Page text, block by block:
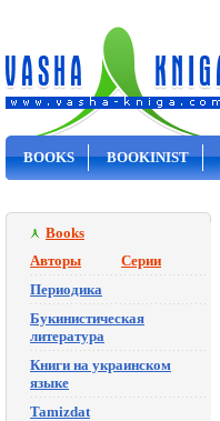
BOOKS BOOKINIST
Books
Авторы
Серии
Периодика
Букинистическая
литература
Книги на украинском
языке
Tamizdat